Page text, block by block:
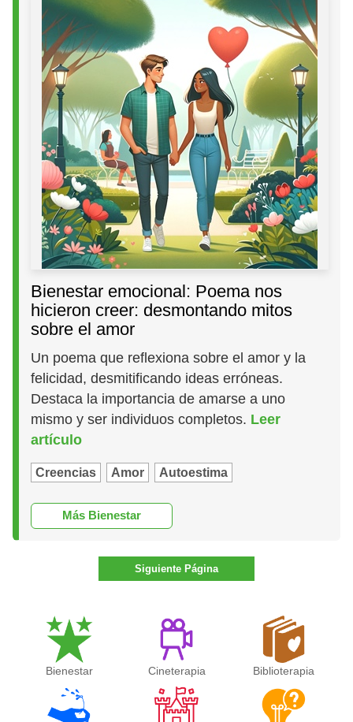
Bienestar emocional: Poema nos
hicieron creer: desmontando mitos
sobre el amor
Un poema que reflexiona sobre el amor y la
felicidad, desmitificando ideas erróneas.
Destaca la importancia de amarse a uno
mismo y ser individuos completos. Leer
artículo
Creencias Amor Autoestima
Más Bienestar
Siguiente Página
Bienestar Cineterapia Biblioterapia